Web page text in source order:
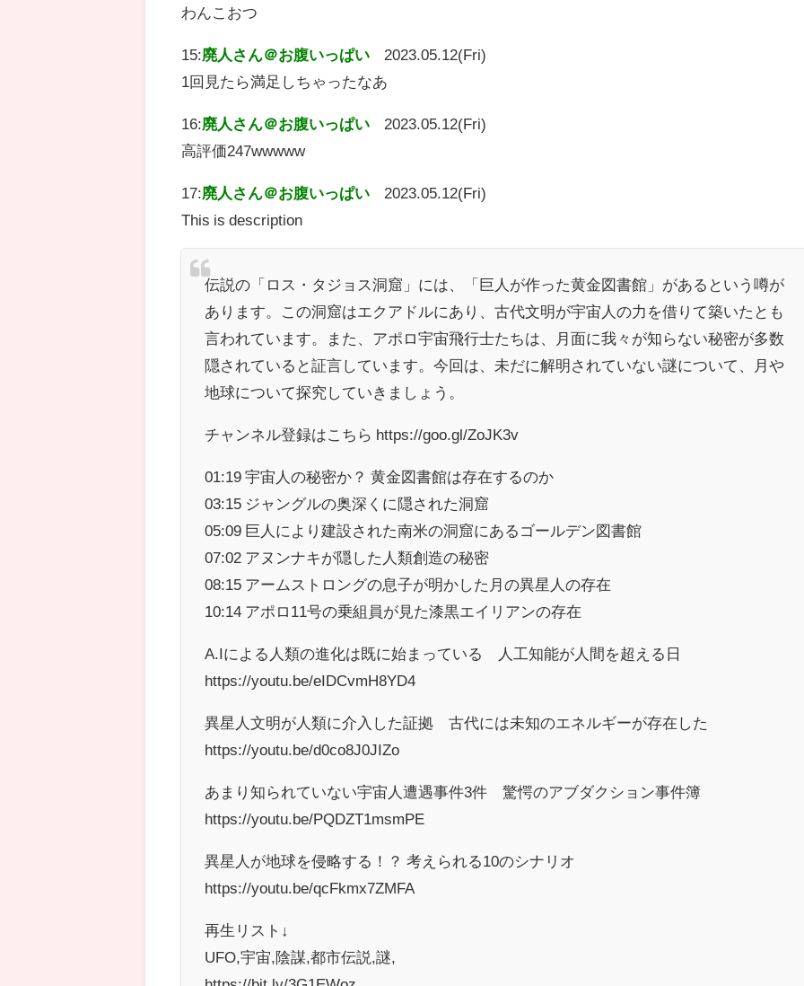
わんこおつ
15:廃人さん＠お腹いっぱい
2023.05.12(Fri)
1回見たら満足しちゃったなあ
16:廃人さん＠お腹いっぱい
2023.05.12(Fri)
高評価247wwwww
17:廃人さん＠お腹いっぱい
2023.05.12(Fri)
This is description
伝説の「ロス・タジョス洞窟」には、「巨人が作った黄金図書館」があるという噂が
あります。この洞窟はエクアドルにあり、古代文明が宇宙人の力を借りて築いたとも
言われています。また、アポロ宇宙飛行士たちは、月面に我々が知らない秘密が多数
隠されていると証言しています。今回は、未だに解明されていない謎について、月や
地球について探究していきましょう。
チャンネル登録はこちら https://goo.gl/ZoJK3v
01:19 宇宙人の秘密か？ 黄金図書館は存在するのか
03:15 ジャングルの奥深くに隠された洞窟
05:09 巨人により建設された南米の洞窟にあるゴールデン図書館
07:02 アヌンナキが隠した人類創造の秘密
08:15 アームストロングの息子が明かした月の異星人の存在
10:14 アポロ11号の乗組員が見た漆黒エイリアンの存在
A.Iによる人類の進化は既に始まっている 人工知能が人間を超える日
https://youtu.be/eIDCvmH8YD4
異星人文明が人類に介入した証拠 古代には未知のエネルギーが存在した
https://youtu.be/d0co8J0JIZo
あまり知られていない宇宙人遭遇事件3件 驚愕のアブダクション事件簿
https://youtu.be/PQDZT1msmPE
異星人が地球を侵略する！？ 考えられる10のシナリオ
https://youtu.be/qcFkmx7ZMFA
再生リスト↓
UFO,宇宙,陰謀,都市伝説,謎,